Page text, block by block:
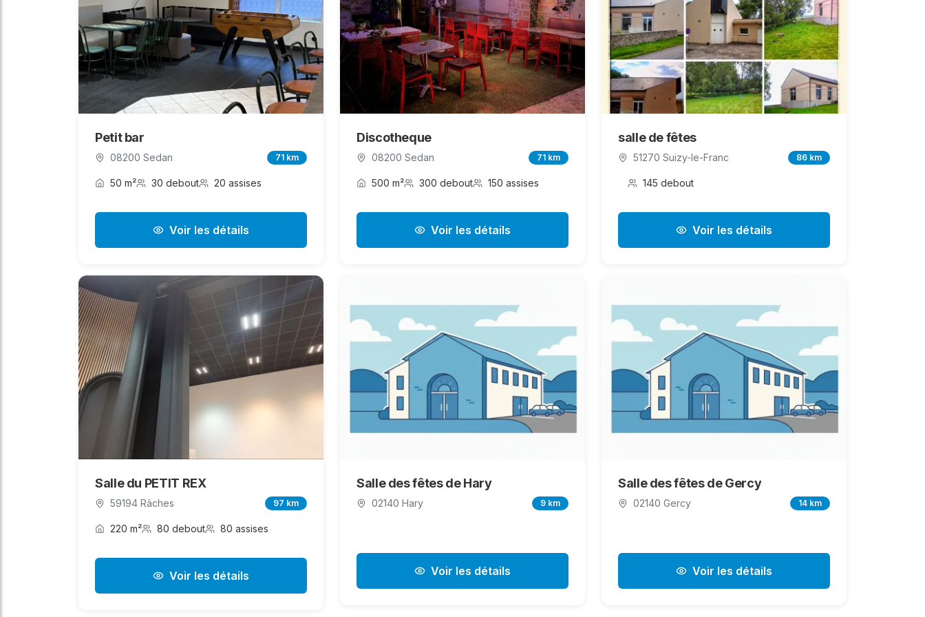
Petit bar
08200 Sedan 71 km
50 m² 30 debout 20 assises
Voir les détails
Discotheque
08200 Sedan 71 km
500 m² 300 debout 150 assises
Voir les détails
salle de fêtes
51270 Suizy-le-Franc 86 km
145 debout
Voir les détails
Salle du PETIT REX
59194 Râches 97 km
220 m² 80 debout 80 assises
Voir les détails
Salle des fêtes de Hary
02140 Hary 9 km
Voir les détails
Salle des fêtes de Gercy
02140 Gercy 14 km
Voir les détails